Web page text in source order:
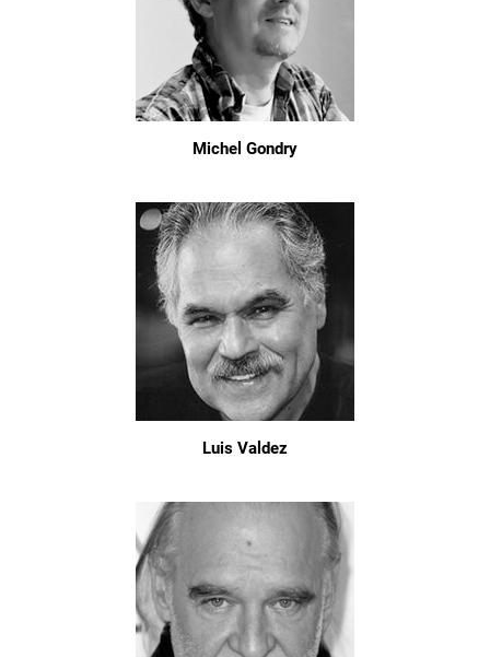
Michel Gondry
Luis Valdez